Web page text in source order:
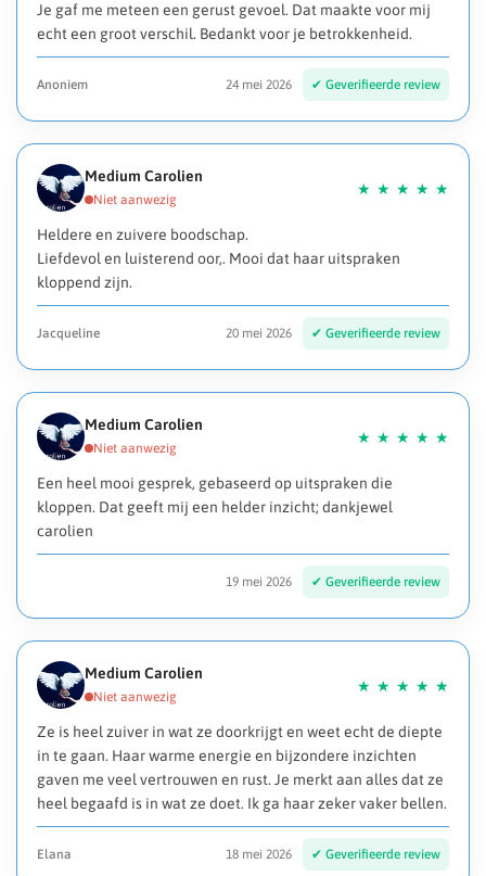
Je gaf me meteen een gerust gevoel. Dat maakte voor mij
echt een groot verschil. Bedankt voor je betrokkenheid.
Anoniem 24 mei 2026
Medium Carolien
Heldere en zuivere boodschap.
Liefdevol en luisterend oor,. Mooi dat haar uitspraken
kloppend zijn.
Jacqueline 20 mei 2026
Medium Carolien
Een heel mooi gesprek, gebaseerd op uitspraken die
kloppen. Dat geeft mij een helder inzicht; dankjewel
carolien
19 mei 2026
Medium Carolien
Ze is heel zuiver in wat ze doorkrijgt en weet echt de diepte
in te gaan. Haar warme energie en bijzondere inzichten
gaven me veel vertrouwen en rust. Je merkt aan alles dat ze
heel begaafd is in wat ze doet. Ik ga haar zeker vaker bellen.
Elana 18 mei 2026